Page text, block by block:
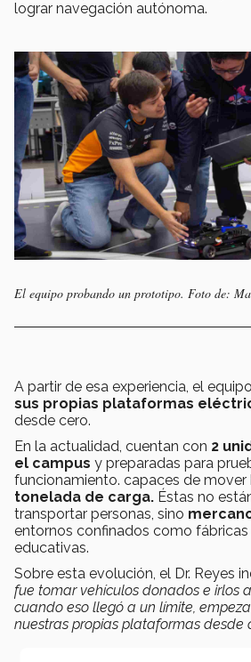
lograr navegación autónoma.
El equipo probando un prototipo. Foto de:
A partir de esa experiencia, el
sus propias plataformas
desde cero.
En la actualidad, cuentan con 2
el campus y preparadas para
funcionamiento. capaces de mover
tonelada de carga. Éstas no
transportar personas, sino
entornos confinados como
educativas.
Sobre esta evolución, el Dr. Reyes
fue tomar vehículos donados e irlos
cuando eso llegó a un límite,
nuestras propias plataformas desde